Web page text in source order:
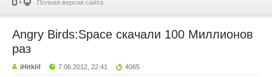
Полная версия сайта
Angry Birds:Space скачали 100 Миллионов
раз
iHitklif 7.06.2012, 22:41 4065